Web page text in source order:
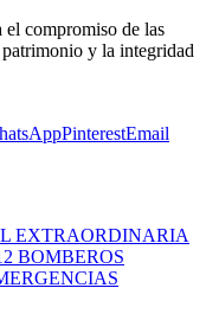
compromiso de las
y la integridad
PinterestEmail
EXTRAORDINARIA
BOMBEROS